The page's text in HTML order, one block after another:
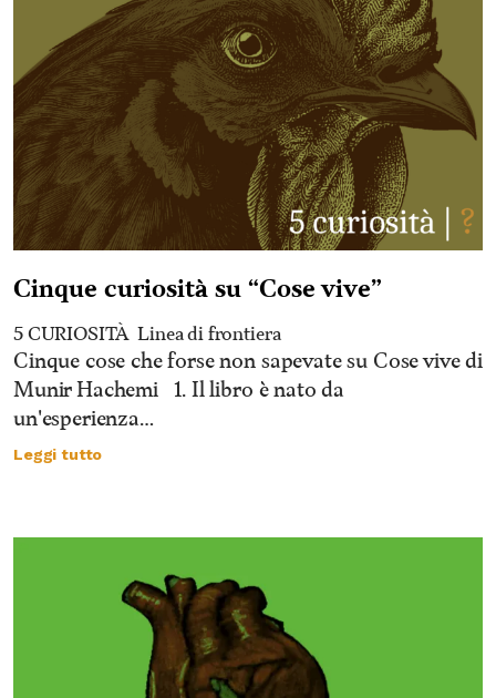
Cinque curiosità su “Cose vive”
5 CURIOSITÀ Linea di frontiera
Cinque cose che forse non sapevate su Cose vive di
Munir Hachemi 1. Il libro è nato da
un'esperienza…
Leggi tutto